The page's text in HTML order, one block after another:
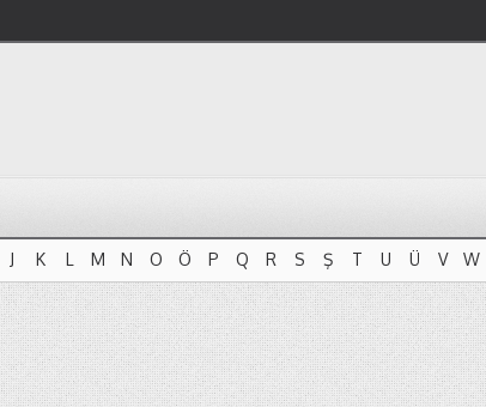
J K L M N O Ö P Q R S Ş T U Ü V W
J K L M N O Ö P Q R S Ş T U Ü V W